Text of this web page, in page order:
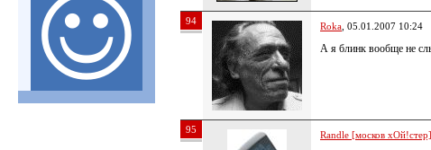
94 Roka , 05.01.2007 10:24
А я блинк вообще не
95 Randle [москов хОй!стер]